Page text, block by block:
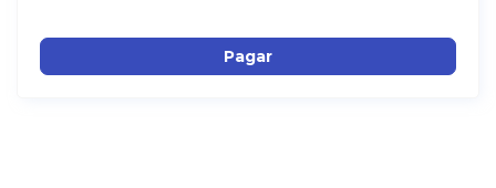
Pagar